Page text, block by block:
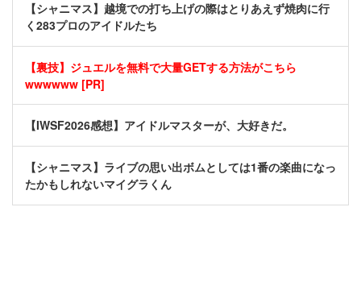
【シャニマス】越境での打ち上げの際はとりあえず焼肉に行
く283プロのアイドルたち
【裏技】ジュエルを無料で大量GETする方法がこちら
wwwwww [PR]
【IWSF2026感想】アイドルマスターが、大好きだ。
【シャニマス】ライブの思い出ボムとしては1番の楽曲になっ
たかもしれないマイグラくん